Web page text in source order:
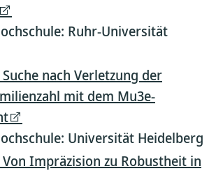
Ruhr-Universität
Suche nach Verletzung der
mit dem Mu3e-
Universität Heidelberg
Von Impräzision zu Robustheit in